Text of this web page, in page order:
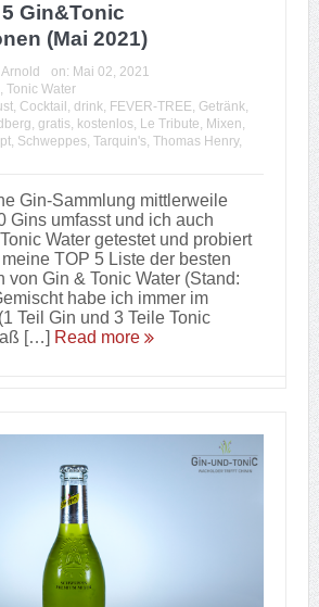
Gin&Tonic
(Mai 2021)
on: Mai 02, 2021
, Tonic Water
, Cocktail , drink, FEVER-TREE, Getränk,
, gratis, kostenlos, Le Tribute, Mixen,
, Schweppes, Tarquin's, Thomas Henry,
Gin-Sammlung mittlerweile
Gins umfasst und ich auch
Water getestet und probiert
TOP 5 Liste der besten
von Gin & Tonic Water (Stand:
habe ich immer im
Teil Gin und 3 Teile Tonic
[…] Read more